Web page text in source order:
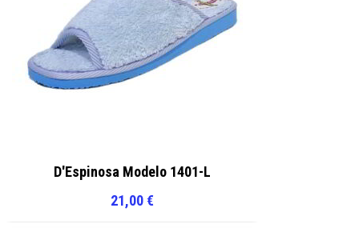
D'Espinosa Modelo 1401-L
21,00€